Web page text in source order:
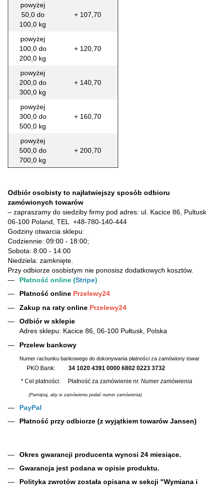
powyżej
50,0 do
100,0 kg
+ 107,70
powyżej
100,0 do
200,0 kg
+ 120,70
powyżej
200,0 do
300,0 kg
+ 140,70
powyżej
300,0 do
500,0 kg
+ 160,70
powyżej
500,0 do
700,0 kg
+ 200,70
Odbiór osobisty to najłatwiejszy sposób odbioru
zamówionych towarów
– zapraszamy do siedziby firmy pod adres: ul. Kacice 86, Pultusk
06-100 Poland, TEL +48-780-140-444
Godziny otwarcia sklepu:
Codziennie: 09:00 - 18:00;
Sobota: 8:00 - 14:00
Niedziela: zamknięte.
Przy odbiorze osobistym nie ponosisz dodatkowych kosztów.
Płatność online (Stripe)
Płatność online Przelewy24
Zakup na raty online Przelewy24
Odbiór w sklepie
Adres sklepu: Kacice 86, 06-100 Pułtusk, Polska
Przelew bankowy
Numer rachunku bankowego do dokonywania płatności za zamówiony towar
PKO Bank: 34 1020 4391 0000 6802 0223 3732
* Cel płatności: Płatność za zamówienie nr. Numer zamówienia
(Pamiętaj, aby w zamówieniu podać numer zamówienia)
PayPal
Płatność przy odbiorze (z wyjątkiem towarów Jansen)
Okres gwarancji producenta wynosi 24 miesiące.
Gwarancja jest podana w opisie produktu.
Polityka zwrotów została opisana w sekcji "Wymiana i